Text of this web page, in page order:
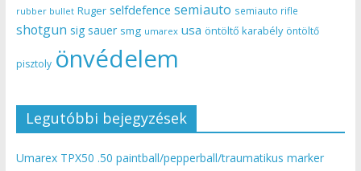
rubber bullet Ruger selfdefence semiauto semiauto rifle
shotgun sig sauer smg umarex usa öntöltő karabély öntöltő
pisztoly önvédelem
Legutóbbi bejegyzések
Umarex TPX50 .50 paintball/pepperball/traumatikus marker